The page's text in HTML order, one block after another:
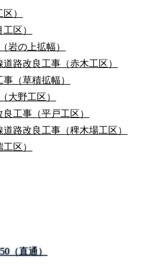
）
区）
岩の上拡幅）
路改良工事（赤木工区）
（草積拡幅）
大野工区）
工事（平戸工区）
路改良工事（稗木場工区）
区）
（直通）